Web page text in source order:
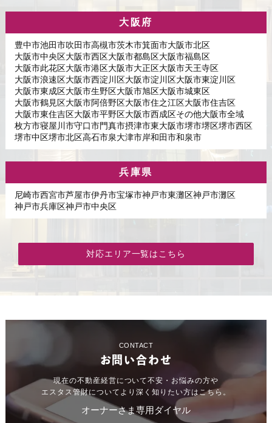
大阪府
豊中市池田市吹田市高槻市茨木市箕面市大阪市北区
大阪市中央区大阪市西区大阪市都島区大阪市福島区
大阪市此花区大阪市港区大阪市大正区大阪市天王寺区
大阪市浪速区大阪市西淀川区大阪市淀川区大阪市東淀川区
大阪市東成区大阪市生野区大阪市旭区大阪市城東区
大阪市鶴見区大阪市阿倍野区大阪市住之江区大阪市住吉区
大阪市東住吉区大阪市平野区大阪市西成区その他大阪市全域
枚方市寝屋川市守口市門真市摂津市東大阪市堺市堺区堺市西区
堺市中区堺市北区高石市泉大津市岸和田市和泉市
兵庫県
尼崎市西宮市芦屋市伊丹市宝塚市神戸市東灘区神戸市灘区
神戸市兵庫区神戸市中央区
対応エリア一覧はこちら
CONTACT
お問い合わせ
現在の不動産経営について不安・お悩みの方や
エスタス管財についてより深く知りたい方はこちら。
オーナーさま専用ダイヤル